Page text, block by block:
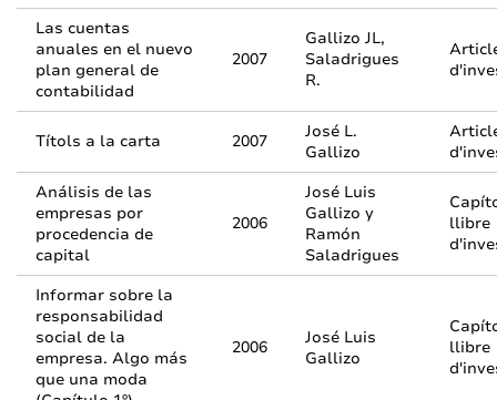
Las cuentas
anuales en el nuevo
plan general de
contabilidad
2007
Gallizo JL,
Saladrigues
R.
Títols a la carta 2007
José L.
Gallizo
Análisis de las
empresas por
procedencia de
capital
2006
José Luis
Gallizo y
Ramón
Saladrigues
llibre
Informar sobre la
responsabilidad
social de la
empresa. Algo más
que una moda
2006
José Luis
Gallizo
llibre